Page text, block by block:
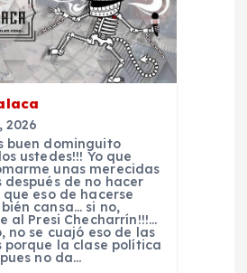
2026
buen dominguito
ustedes!!! Yo que
unas merecidas
después de no hacer
eso de hacerse
cansa… si no,
al Presi Checharrín!!!…
no se cuajó eso de las
porque la clase política
no da…